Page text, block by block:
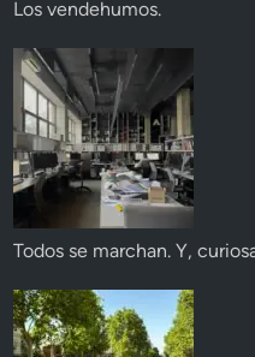
Los vendehumos.
Todos se marchan. Y,